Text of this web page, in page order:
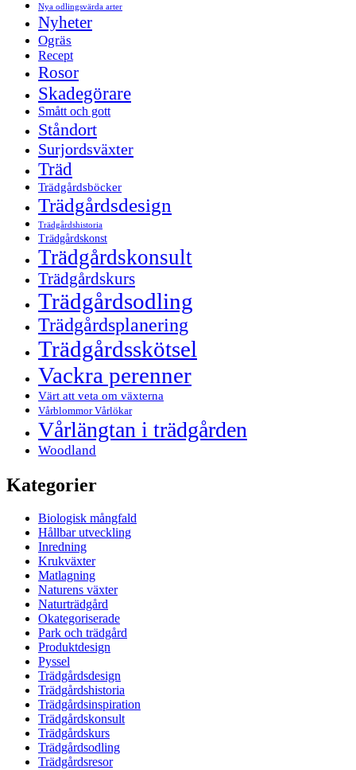
Nya odlingsvärda arter
Nyheter
Ogräs
Recept
Rosor
Skadegörare
Smått och gott
Ståndort
Surjordsväxter
Träd
Trädgårdsböcker
Trädgårdsdesign
Trädgårdshistoria
Trädgårdskonst
Trädgårdskonsult
Trädgårdskurs
Trädgårdsodling
Trädgårdsplanering
Trädgårdsskötsel
Vackra perenner
Värt att veta om växterna
Vårblommor Vårlökar
Vårlängtan i trädgården
Woodland
Kategorier
Biologisk mångfald
Hållbar utveckling
Inredning
Krukväxter
Matlagning
Naturens växter
Naturträdgård
Okategoriserade
Park och trädgård
Produktdesign
Pyssel
Trädgårdsdesign
Trädgårdshistoria
Trädgårdsinspiration
Trädgårdskonsult
Trädgårdskurs
Trädgårdsodling
Trädgårdsresor